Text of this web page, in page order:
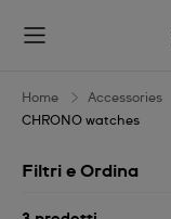
CHRONO
Home Accessories
CHRONO watches
Filtri e Ordina